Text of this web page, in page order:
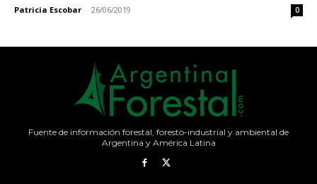
Patricia Escobar - 26/06/2019 0
Fuente de información forestal, foresto-industrial y ambiental de
Argentina y América Latina